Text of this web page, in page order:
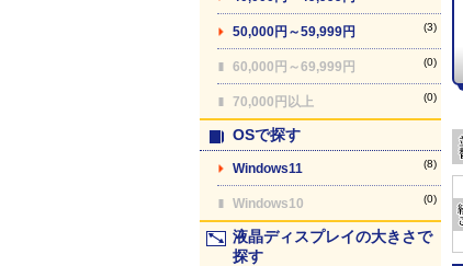
50,000円～59,999円 (3)
60,000円～69,999円 (0)
70,000円以上 (0)
OSで探す
Windows11 (8)
Windows10 (0)
液晶ディスプレイの大きさで
探す